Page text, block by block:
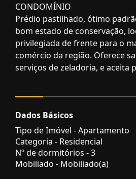
CONDOMÍNIO
Prédio pastilhado, ótimo
bom estado de conservação,
privilegiada de frente para o
comércio da região. Oferece
serviços de zeladoria, e aceita
Dados Básicos
Tipo de Imóvel - Apartamento
Categoria - Residencial
Nº de dormitórios - 3
Mobiliado - Mobiliado(a)